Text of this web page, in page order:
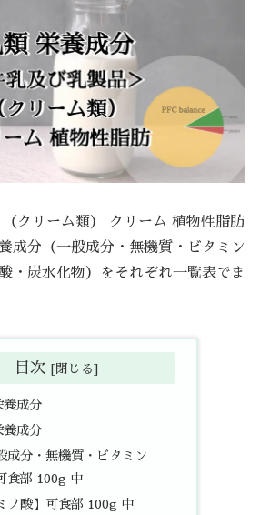
（クリーム類） クリーム 植物性脂肪
成分（一般成分・無機質・ビタミン
・炭水化物）をそれぞれ一覧表でま
目次
養成分
養成分
成分・無機質・ビタミン
食部 100g 中
ノ酸】可食部 100g 中